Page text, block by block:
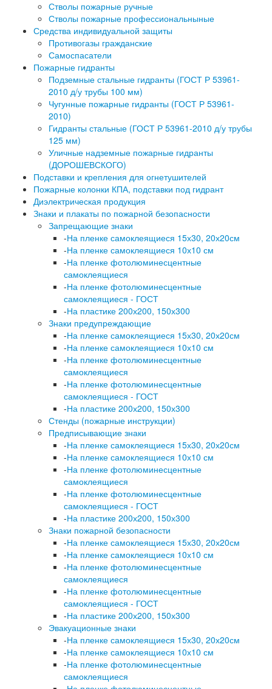
Стволы пожарные ручные
Стволы пожарные профессиональныные
Средства индивидуальной защиты
Противогазы гражданские
Самоспасатели
Пожарные гидранты
Подземные стальные гидранты (ГОСТ Р 53961-
2010 д/у трубы 100 мм)
Чугунные пожарные гидранты (ГОСТ Р 53961-
2010)
Гидранты стальные (ГОСТ Р 53961-2010 д/у трубы
125 мм)
Уличные надземные пожарные гидранты
(ДОРОШЕВСКОГО)
Подставки и крепления для огнетушителей
Пожарные колонки КПА, подставки под гидрант
Диэлектрическая продукция
Знаки и плакаты по пожарной безопасности
Запрещающие знаки
-На пленке самоклеящиеся 15х30, 20х20см
-На пленке самоклеящиеся 10х10 см
-На пленке фотолюминесцентные
самоклеящиеся
-На пленке фотолюминесцентные
самоклеящиеся - ГОСТ
-На пластике 200х200, 150х300
Знаки предупреждающие
-На пленке самоклеящиеся 15х30, 20х20см
-На пленке самоклеящиеся 10х10 см
-На пленке фотолюминесцентные
самоклеящиеся
-На пленке фотолюминесцентные
самоклеящиеся - ГОСТ
-На пластике 200х200, 150х300
Стенды (пожарные инструкции)
Предписывающие знаки
-На пленке самоклеящиеся 15х30, 20х20см
-На пленке самоклеящиеся 10х10 см
-На пленке фотолюминесцентные
самоклеящиеся
-На пленке фотолюминесцентные
самоклеящиеся - ГОСТ
-На пластике 200х200, 150х300
Знаки пожарной безопасности
-На пленке самоклеящиеся 15х30, 20х20см
-На пленке самоклеящиеся 10х10 см
-На пленке фотолюминесцентные
самоклеящиеся
-На пленке фотолюминесцентные
самоклеящиеся - ГОСТ
-На пластике 200х200, 150х300
Эвакуационные знаки
-На пленке самоклеящиеся 15х30, 20х20см
-На пленке самоклеящиеся 10х10 см
-На пленке фотолюминесцентные
самоклеящиеся